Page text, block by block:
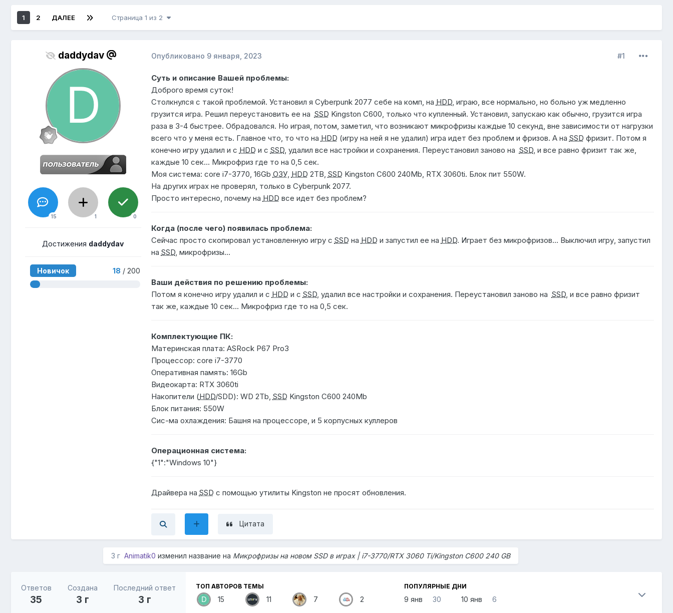
1 2 ДАЛЕЕ Страница 1 из 2
daddydav
15 1 0
Достижения daddydav
Новичок 18 / 200
#1
Опубликовано 9 января, 2023
Суть и описание Вашей проблемы:
Доброго время суток!
Столкнулся с такой проблемой. Установил я Cyberpunk 2077 себе на комп, на HDD, играю, все нормально, но больно уж медленно
грузится игра. Решил переустановить ее на SSD Kingston C600, только что купленный. Установил, запускаю как обычно, грузится игра
раза в 3-4 быстрее. Обрадовался. Но играя, потом, заметил, что возникают микрофризы каждые 10 секунд, вне зависимости от нагрузки
всего что у меня есть. Главное что, то что на HDD (игру на ней я не удалил) игра идет без проблем и фризов. А на SSD фризит. Потом я
конечно игру удалил и с HDD и с SSD, удалил все настройки и сохранения. Переустановил заново на SSD, и все равно фризит так же,
каждые 10 сек... Микрофриз где то на 0,5 сек.
Моя система: core i7-3770, 16Gb ОЗУ, HDD 2TB, SSD Kingston C600 240Mb, RTX 3060ti. Блок пит 550W.
На других играх не проверял, только в Cyberpunk 2077.
Просто интересно, почему на HDD все идет без проблем?
Когда (после чего) появилась проблема:
Сейчас просто скопировал установленную игру с SSD на HDD и запустил ее на HDD. Играет без микрофризов... Выключил игру, запустил
на SSD, микрофризы...
Ваши действия по решению проблемы:
Потом я конечно игру удалил и с HDD и с SSD, удалил все настройки и сохранения. Переустановил заново на SSD, и все равно фризит
так же, каждые 10 сек... Микрофриз где то на 0,5 сек.
Комплектующие ПК:
Материнская плата: ASRock P67 Pro3
Процессор: core i7-3770
Оперативная память: 16Gb
Видеокарта: RTX 3060ti
Накопители (HDD/SDD): WD 2Tb, SSD Kingston C600 240Mb
Блок питания: 550W
Сис-ма охлаждения: Башня на процессоре, и 5 корпусных куллеров
Операционная система:
{"1":"Windows 10"}
Драйвера на SSD с помощью утилиты Kingston не просят обновления.
Цитата
3 г Animatik0 изменил название на Микрофризы на новом SSD в играх | i7-3770/RTX 3060 Ti/Kingston C600 240 GB
Ответов
35
Создана
3 г
Последний ответ
3 г
ТОП АВТОРОВ ТЕМЫ
15 11 7 2
ПОПУЛЯРНЫЕ ДНИ
9 янв 30 10 янв 6